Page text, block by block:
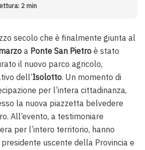
2 min
secolo che è finalmente giunta al
a Ponte San Pietro è stato
il nuovo parco agricolo,
dell’Isolotto. Un momento di
per l’intera cittadinanza,
la nuova piazzetta belvedere
All’evento, a testimoniare
per l’intero territorio, hanno
uscente della Provincia e